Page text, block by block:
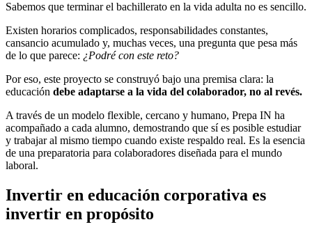
Sabemos que terminar el bachillerato en la vida adulta no es sencillo.
Existen horarios complicados, responsabilidades constantes,
cansancio acumulado y, muchas veces, una pregunta que pesa más
de lo que parece: ¿Podré con este reto?
Por eso, este proyecto se construyó bajo una premisa clara: la
educación debe adaptarse a la vida del colaborador, no al revés.
A través de un modelo flexible, cercano y humano, Prepa IN ha
acompañado a cada alumno, demostrando que sí es posible estudiar
y trabajar al mismo tiempo cuando existe respaldo real. Es la esencia
de una preparatoria para colaboradores diseñada para el mundo
laboral.
Invertir en educación corporativa es
invertir en propósito